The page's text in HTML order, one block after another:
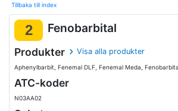
Tillbaka till index
2 Fenobarbital
Produkter Visa alla produkter
Aphenylbarbit, Fenemal DLF, Fenemal Meda,
ATC-koder
N03AA02